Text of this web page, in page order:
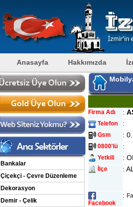
Anasayfa
Hakkımızda
Bankalar
Çiçekçi - Çevre Düzenleme
Dekorasyon
Demir - Çelik
Firma Adı :
Telefon :
Gsm :
0800'lü :
Yetkili :
İlçe :
Facebook
: